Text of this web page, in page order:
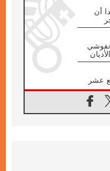
أن
عشر
لاوُن